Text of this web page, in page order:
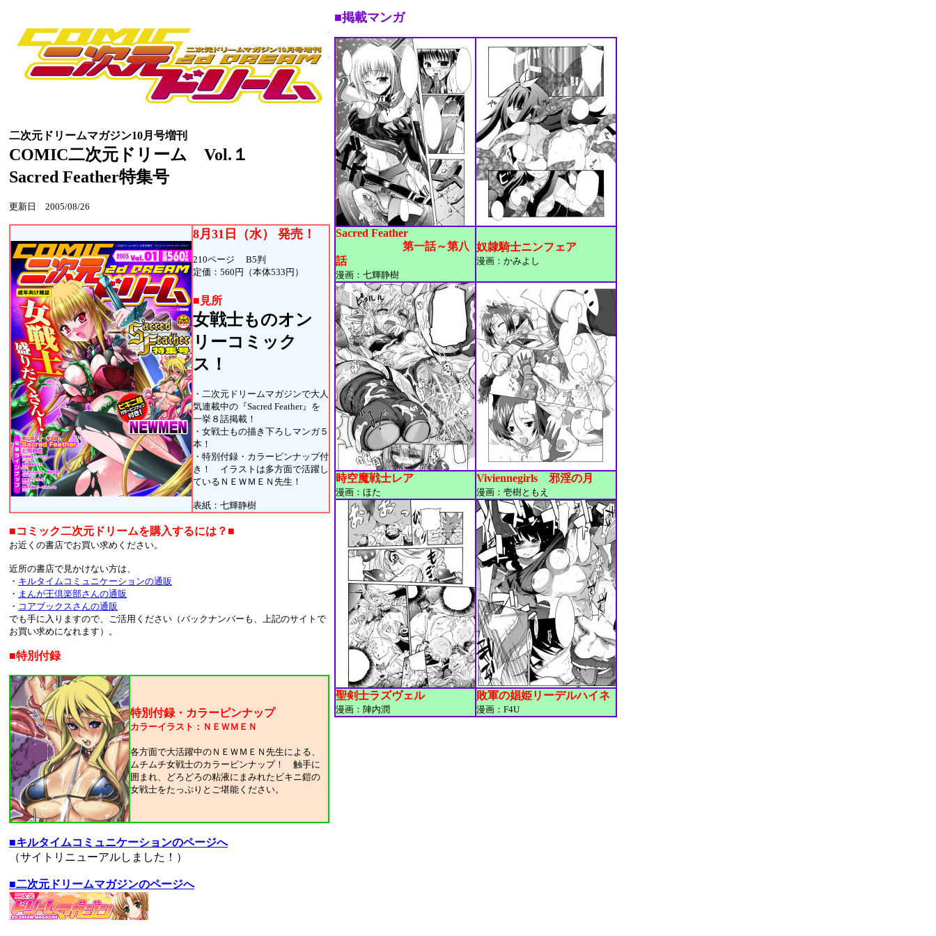
二次元ドリームマガジン10月号増刊
COMIC二次元ドリーム Vol.１
Sacred Feather特集号
更新日 2005/08/26
8月31日（水） 発売！
210ページ B5判
定価：560円（本体533円）
■見所
女戦士ものオン
リーコミック
ス！
・二次元ドリームマガジンで大人
気連載中の『Sacred Feather』を
一挙８話掲載！
・女戦士もの描き下ろしマンガ５
本！
・特別付録・カラーピンナップ付
き！ イラストは多方面で活躍し
ているＮＥＷＭＥＮ先生！
表紙：七輝静樹
■コミック二次元ドリームを購入するには？■
お近くの書店でお買い求めください。
近所の書店で見かけない方は、
・ キルタイムコミュニケーションの通販
・ まんが王倶楽部さんの通販
・ コアブックスさんの通販
でも手に入りますので、ご活用ください（バックナンバーも、上記のサイトで
お買い求めになれます）。
■特別付録
特別付録・カラーピンナップ
カラーイラスト：ＮＥＷＭＥＮ
各方面で大活躍中のＮＥＷＭＥＮ先生による、
ムチムチ女戦士のカラーピンナップ！ 触手に
囲まれ、どろどろの粘液にまみれたビキニ鎧の
女戦士をたっぷりとご堪能ください。
■キルタイムコミュニケーションのページへ
（サイトリニューアルしました！）
■二次元ドリームマガジンのページへ
■掲載マンガ
Sacred Feather
第一話～第八
話
漫画：七輝静樹
奴隷騎士ニンフェア
漫画：かみよし
時空魔戦士レア
漫画：ほた
Viviennegirls 邪淫の月
漫画：壱樹ともえ
聖剣士ラズヴェル
漫画：陣内潤
敗軍の娼姫リーデルハイネ
漫画：F4U